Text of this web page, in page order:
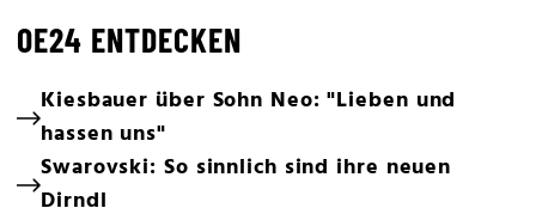
OE24 ENTDECKEN
Kiesbauer über Sohn Neo: "Lieben und
hassen uns"
Swarovski: So sinnlich sind ihre neuen